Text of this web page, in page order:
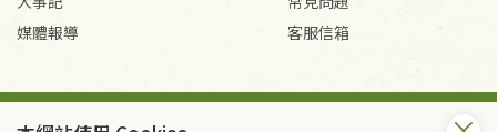
媒體報導
客服信箱